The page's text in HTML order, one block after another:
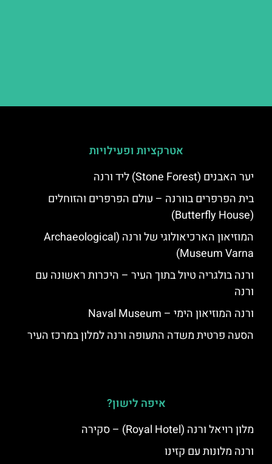
אטרקציות ופעילויות
יער האבנים (Stone Forest) ליד ורנה
בית הפרפרים בוורנה – עולם הפרפרים והזוחלים
(Butterfly House)
המוזיאון הארכיאולוגי של ורנה (Archaeological
Museum Varna)
ורנה בולגריה טיול בתוך העיר – היכרות ראשונה עם
ורנה
ורנה המוזיאון הימי – Naval Museum
הסעה פרטית משדה התעופה ורנה למלון במרכז העיר
איפה לישון?
מלון רויאל ורנה (Royal Hotel) – סקירה
ורנה מלונות עם קזינו